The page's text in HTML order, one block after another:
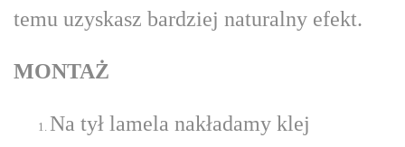
temu uzyskasz bardziej naturalny efekt.
MONTAŻ
Na tył lamela nakładamy klej